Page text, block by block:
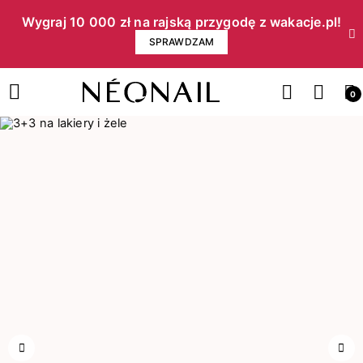
Wygraj 10 000 zł na rajską przygodę z wakacje.pl!​
SPRAWDZAM
0